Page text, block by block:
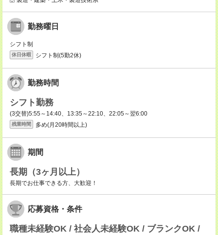
勤務曜日
シフト制
休日休暇 シフト制(5勤2休)
勤務時間
シフト勤務
(3交替)5:55～14:40、13:35～22:10、22:05～翌6:00
残業時間 多め(月20時間以上)
期間
長期（3ヶ月以上）
長期でお仕事できる方、大歓迎！
応募資格・条件
職種未経験OK / 社会人未経験OK / ブランクOK /